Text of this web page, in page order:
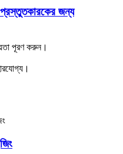
প্রস্তুতকারকের জন্য
পূরণ করুন।